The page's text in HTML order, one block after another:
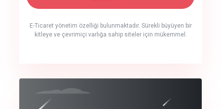
E-Ticaret yönetim özelliği bulunmaktadır. Sürekli büyüyen bir
kitleye ve çevrimiçi varlığa sahip siteler için mükemmel.
crm auto cync